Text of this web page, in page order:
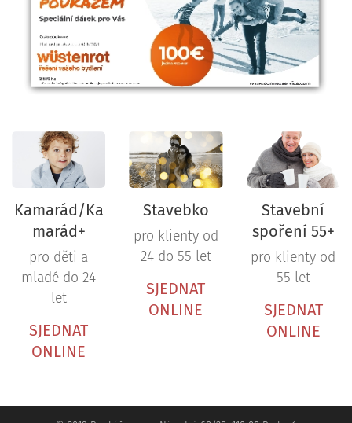
Kamarád/Ka
marád+
pro děti a
mladé do 24
let
SJEDNAT
ONLINE
Stavebko
pro klienty od
24 do 55 let
SJEDNAT
ONLINE
Stavební
spoření 55+
pro klienty od
55 let
SJEDNAT
ONLINE